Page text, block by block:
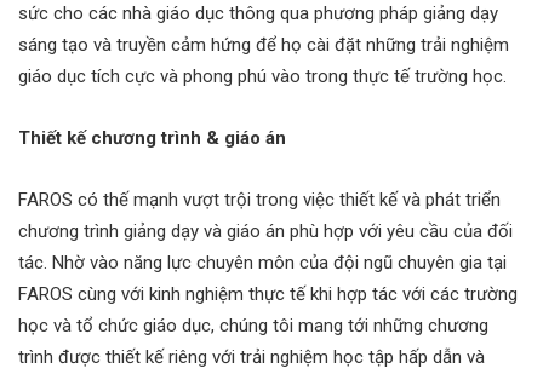
sức cho các nhà giáo dục thông qua phương pháp giảng dạy
sáng tạo và truyền cảm hứng để họ cài đặt những trải nghiệm
giáo dục tích cực và phong phú vào trong thực tế trường học.
Thiết kế chương trình & giáo án
FAROS có thế mạnh vượt trội trong việc thiết kế và phát triển
chương trình giảng dạy và giáo án phù hợp với yêu cầu của đối
tác. Nhờ vào năng lực chuyên môn của đội ngũ chuyên gia tại
FAROS cùng với kinh nghiệm thực tế khi hợp tác với các trường
học và tổ chức giáo dục, chúng tôi mang tới những chương
trình được thiết kế riêng với trải nghiệm học tập hấp dẫn và